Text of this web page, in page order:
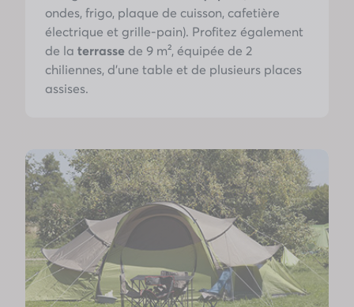
ondes, frigo, plaque de cuisson, cafetière
électrique et grille-pain). Profitez également
de la terrassede 9 m², équipée de 2
chiliennes, d’une table et de plusieurs places
assises.